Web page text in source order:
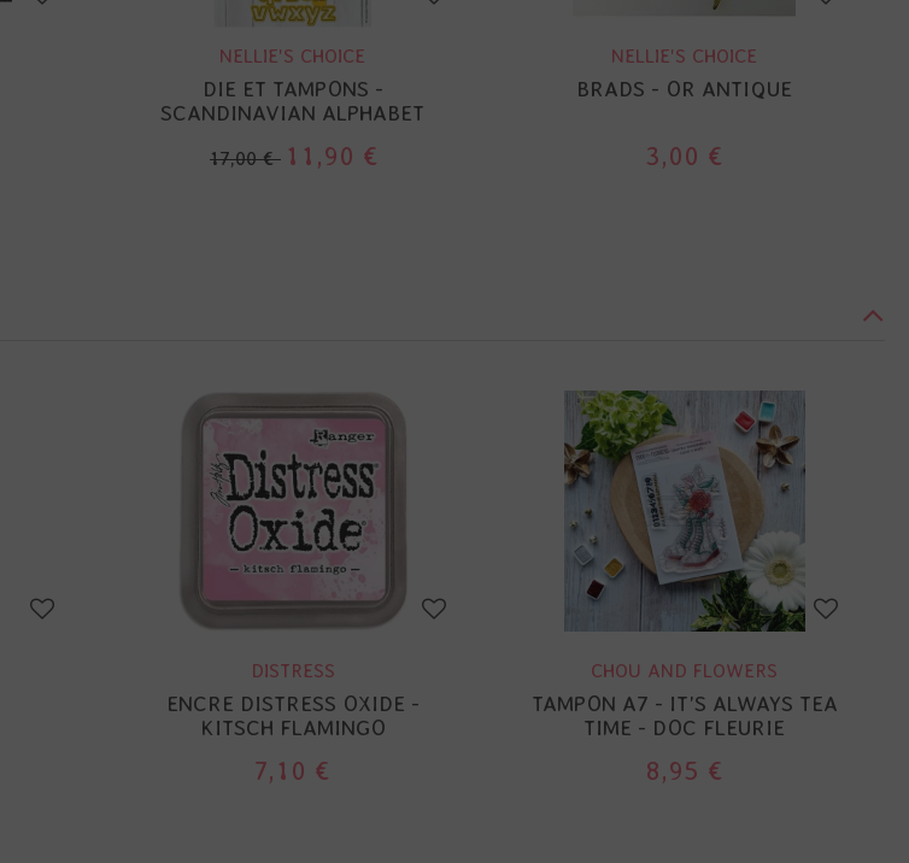
NELLIE'S CHOICE
DIE ET TAMPONS -
SCANDINAVIAN ALPHABET
17,00 € 11,90 €
NELLIE'S CHOICE
BRADS - OR ANTIQUE
3,00 €
DISTRESS
ENCRE DISTRESS OXIDE -
KITSCH FLAMINGO
7,10 €
CHOU AND FLOWERS
TAMPON A7 - IT'S ALWAYS TEA
TIME - DOC FLEURIE
8,95 €